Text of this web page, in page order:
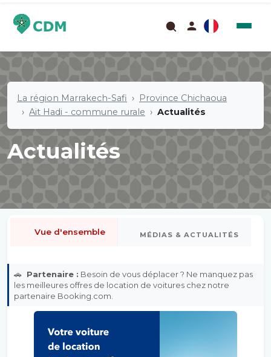
La région Marrakech-Safi
Province Chichaoua
Ait Hadi - commune rurale
Actualités
Actualités
Vue d'ensemble MÉDIAS & ACTUALITÉS
🚗 Partenaire : Besoin de vous déplacer ? Ne manquez pas
les meilleures offres de location de voitures chez notre
partenaire Booking.com.